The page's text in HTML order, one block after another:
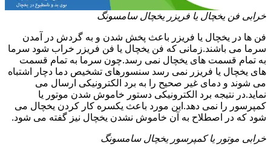
خرابی فن یخچال یا فریزر یخچال سامسونگ
فن ها در یخچال یا فریزر باعث پخش شدن و به گردش در آمدن
سرما می باشند.زمانی که فن یخچال یا فن فریزر خراب شود سرما
به تمام قسمت های یخچال نمی رسد.چون سرما به تمام قسمت
های یخچال یا فریزر نمی رسد سنسورهای تشخیص دما دچار اشتباه
می شوند و دمای غیر صحیح را به برد الکترونیکی ارسال می
نماید.در نتیجه برد الکترونیکی دستور خاموش شدن موتور یا
کمپرسور را نمی دهد.این مورد باعث یکسره کار کردن یخچال می
شود که در اصطلاح به آن خاموش نشدن یخچال نیز گفته می شود.
خرابی موتور یا کمپرسور یخچال سامسونگ